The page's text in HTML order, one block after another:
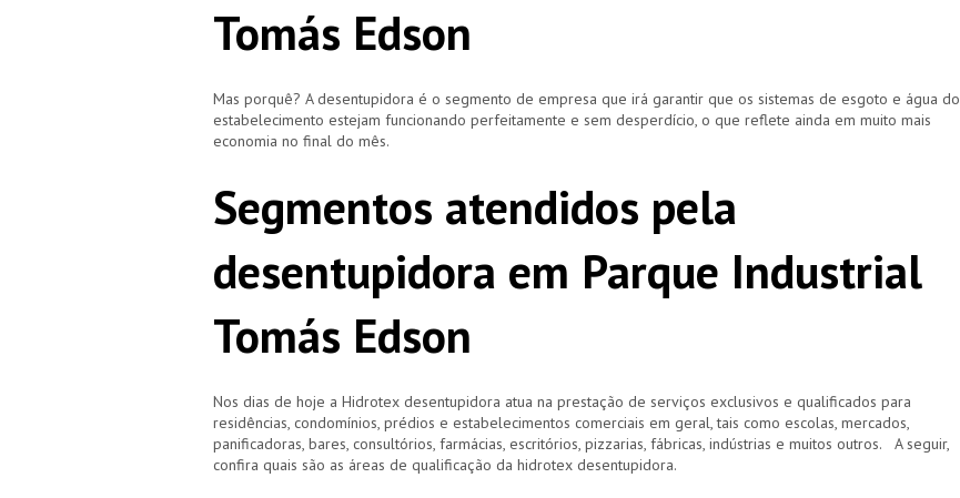
Tomás Edson
Mas porquê? A desentupidora é o segmento de empresa que irá garantir que os sistemas de esgoto e água do
estabelecimento estejam funcionando perfeitamente e sem desperdício, o que reflete ainda em muito mais
economia no final do mês.
Segmentos atendidos pela
desentupidora em Parque Industrial
Tomás Edson
Nos dias de hoje a Hidrotex desentupidora atua na prestação de serviços exclusivos e qualificados para
residências, condomínios, prédios e estabelecimentos comerciais em geral, tais como escolas, mercados,
panificadoras, bares, consultórios, farmácias, escritórios, pizzarias, fábricas, indústrias e muitos outros. A seguir,
confira quais são as áreas de qualificação da hidrotex desentupidora.